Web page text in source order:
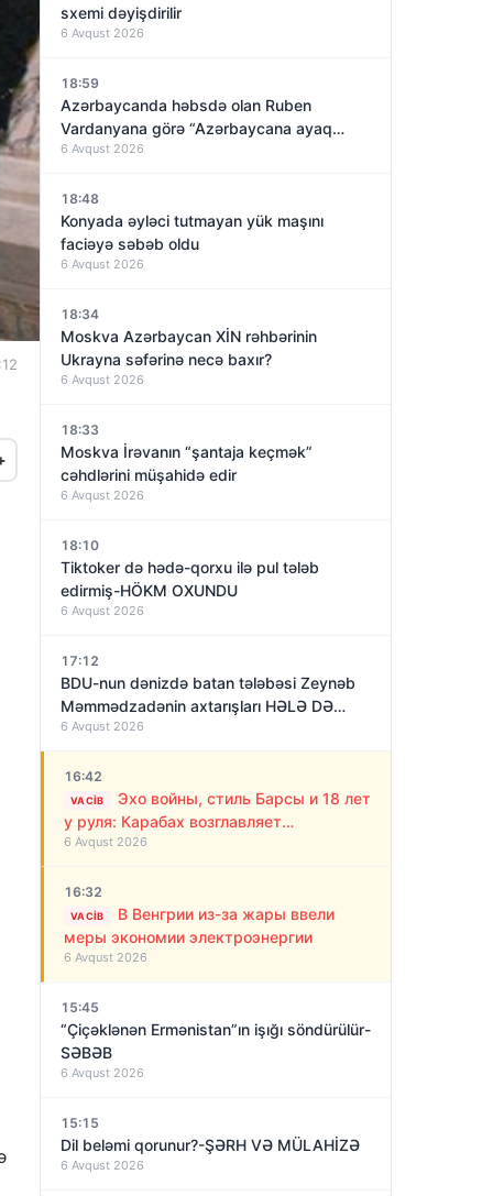
sxemi dəyişdirilir
6 Avqust 2026
18:59
Azərbaycanda həbsdə olan Ruben
Vardanyana görə “Azərbaycana ayaq
basmayacağını” dedi və…
6 Avqust 2026
18:48
Konyada əyləci tutmayan yük maşını
faciəyə səbəb oldu
6 Avqust 2026
18:34
Moskva Azərbaycan XİN rəhbərinin
Ukrayna səfərinə necə baxır?
6 Avqust 2026
18:33
Moskva İrəvanın “şantaja keçmək”
cəhdlərini müşahidə edir
6 Avqust 2026
18:10
Tiktoker də hədə-qorxu ilə pul tələb
edirmiş-HÖKM OXUNDU
6 Avqust 2026
17:12
BDU-nun dənizdə batan tələbəsi Zeynəb
Məmmədzadənin axtarışları HƏLƏ DƏ
NƏTİCƏSİZ QALIB!
6 Avqust 2026
16:42
VACIB
Эхо войны, стиль Барсы и 18 лет
у руля: Карабах возглавляет
“азербайджанский Алекс Фергюсон”
6 Avqust 2026
16:32
VACIB
В Венгрии из-за жары ввели
меры экономии электроэнергии
6 Avqust 2026
15:45
“Çiçəklənən Ermənistan”ın işığı söndürülür-
SƏBƏB
6 Avqust 2026
15:15
Dil beləmi qorunur?-ŞƏRH VƏ MÜLAHİZƏ
6 Avqust 2026